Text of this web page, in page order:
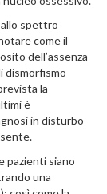
spettro
come il
dell’assenza
dismorfismo
la
è
in disturbo
pazienti siano
una